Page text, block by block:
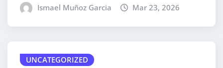
Ismael Muñoz Garcia Mar 23, 2026
UNCATEGORIZED